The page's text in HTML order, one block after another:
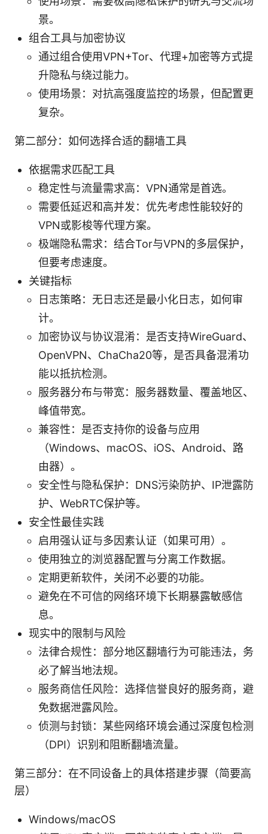
景。
组合工具与加密协议
通过组合使用VPN+Tor、代理+加密等方式提
升隐私与绕过能力。
使用场景：对抗高强度监控的场景，但配置更
复杂。
第二部分：如何选择合适的翻墙工具
依据需求匹配工具
稳定性与流量需求高：VPN通常是首选。
需要低延迟和高并发：优先考虑性能较好的
VPN或影梭等代理方案。
极端隐私需求：结合Tor与VPN的多层保护，
但要考虑速度。
关键指标
日志策略：无日志还是最小化日志，如何审
计。
加密协议与协议混淆：是否支持WireGuard、
OpenVPN、ChaCha20等，是否具备混淆功
能以抵抗检测。
服务器分布与带宽：服务器数量、覆盖地区、
峰值带宽。
兼容性：是否支持你的设备与应用
（Windows、macOS、iOS、Android、路
由器）。
安全性与隐私保护：DNS污染防护、IP泄露防
护、WebRTC保护等。
安全性最佳实践
启用强认证与多因素认证（如果可用）。
使用独立的浏览器配置与分离工作数据。
定期更新软件，关闭不必要的功能。
避免在不可信的网络环境下长期暴露敏感信
息。
现实中的限制与风险
法律合规性：部分地区翻墙行为可能违法，务
必了解当地法规。
服务商信任风险：选择信誉良好的服务商，避
免数据泄露风险。
侦测与封锁：某些网络环境会通过深度包检测
（DPI）识别和阻断翻墙流量。
第三部分：在不同设备上的具体搭建步骤（简要高
层）
Windows/macOS